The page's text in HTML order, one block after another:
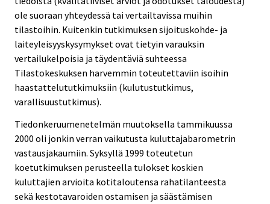
ole suoraan yhteydessä tai vertailtavissa muihin
tilastoihin. Kuitenkin tutkimuksen sijoituskohde- ja
laiteyleisyyskysymykset ovat tietyin varauksin
vertailukelpoisia ja täydentäviä suhteessa
Tilastokeskuksen harvemmin toteutettaviin isoihin
haastattelututkimuksiin (kulutustutkimus,
varallisuustutkimus).
Tiedonkeruumenetelmän muutoksella tammikuussa
2000 oli jonkin verran vaikutusta kuluttajabarometrin
vastausjakaumiin. Syksyllä 1999 toteutetun
koetutkimuksen perusteella tulokset koskien
kuluttajien arvioita kotitaloutensa rahatilanteesta
sekä kestotavaroiden ostamisen ja säästämisen